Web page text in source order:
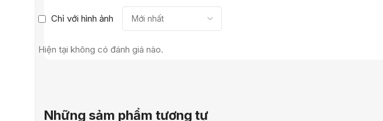
Chỉ với hình ảnh
Hiện tại không có đánh giá nào.
Những sảm phẩm tương tự